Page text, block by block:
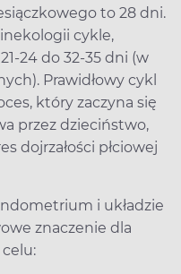
to 28 dni.
cykle,
24 do 32-35 dni (w
Prawidłowy cykl
który zaczyna się
przez dzieciństwo,
dojrzałości płciowej
i układzie
znaczenie dla